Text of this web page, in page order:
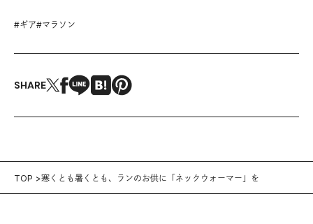
#ギア#マラソン
SHARE
TOP 寒くとも暑くとも、ランのお供に「ネックウォーマー」を